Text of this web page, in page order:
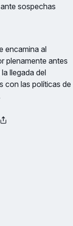
sospechas
encamina al
plenamente antes
llegada del
con las políticas de